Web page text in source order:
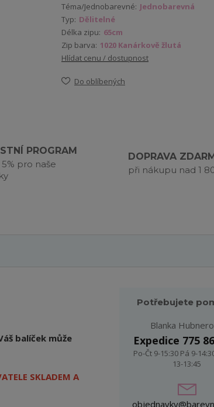
Téma/Jednobarevné: Jednobarevná
Typ: Dělitelné
Délka zipu: 65cm
Zip barva: 1020 Kanárkově žlutá
Hlídat cenu / dostupnost
Do oblíbených
PROGRAM
5% pro naše
DOPRAVA
při nákupu nad 1
balíček může
SKLADEM A
Potřebujete
Blanka
Expedice 775
Po-Čt 9-15:30 Pá 9-
13-13:45